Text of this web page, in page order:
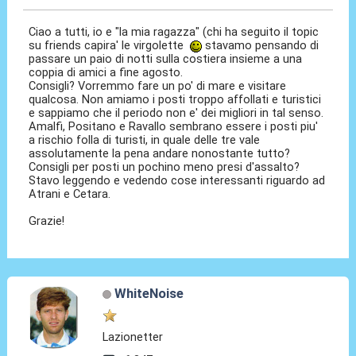
Ciao a tutti, io e "la mia ragazza" (chi ha seguito il topic
su friends capira' le virgolette
stavamo pensando di
passare un paio di notti sulla costiera insieme a una
coppia di amici a fine agosto.
Consigli? Vorremmo fare un po' di mare e visitare
qualcosa. Non amiamo i posti troppo affollati e turistici
e sappiamo che il periodo non e' dei migliori in tal senso.
Amalfi, Positano e Ravallo sembrano essere i posti piu'
a rischio folla di turisti, in quale delle tre vale
assolutamente la pena andare nonostante tutto?
Consigli per posti un pochino meno presi d'assalto?
Stavo leggendo e vedendo cose interessanti riguardo ad
Atrani e Cetara.
Grazie!
WhiteNoise
Lazionetter